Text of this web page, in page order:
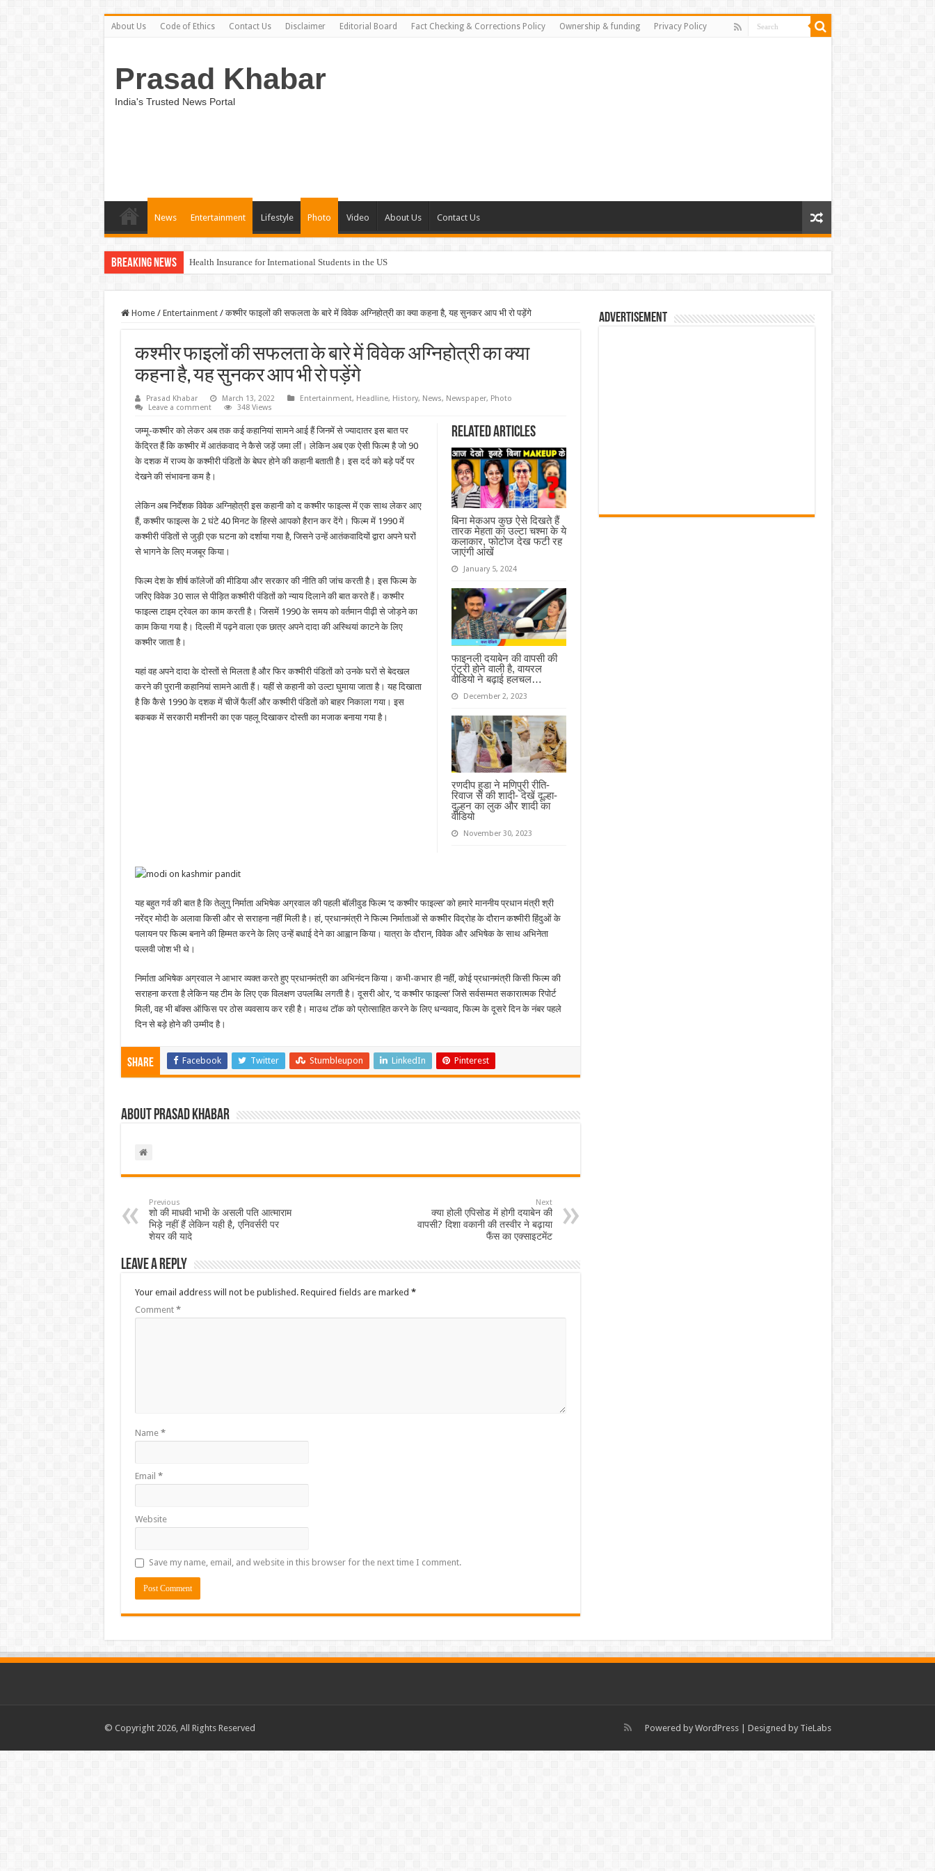
About Us Code of Ethics Contact Us Disclaimer Editorial Board Fact Checking & Corrections Policy Ownership & funding Privacy Policy
Prasad Khabar
India's Trusted News Portal
News Entertainment Lifestyle Photo Video About Us Contact Us
Breaking News Health Insurance for International Students in the US
Home / Entertainment / कश्मीर फाइलों की सफलता के बारे में विवेक अग्निहोत्री का क्या कहना है, यह सुनकर आप भी रो पड़ेंगे
कश्मीर फाइलों की सफलता के बारे में विवेक अग्निहोत्री का क्या
कहना है, यह सुनकर आप भी रो पड़ेंगे
Prasad Khabar March 13, 2022 Entertainment, Headline, History, News, Newspaper, Photo
Leave a comment
348 Views
Related Articles
बिना मेकअप कुछ ऐसे दिखते हैं
तारक मेहता का उल्टा चश्मा के ये
कलाकार, फोटोज देख फटी रह
जाएंगी आंखें
January 5, 2024
फाइनली दयाबेन की वापसी की
एंट्री होने वाली है, वायरल
वीडियो ने बढ़ाई हलचल…
December 2, 2023
रणदीप हुडा ने मणिपुरी रीति-
रिवाज से की शादी- देखें दूल्हा-
दुल्हन का लुक और शादी का
वीडियो
November 30, 2023
जम्मू-कश्मीर को लेकर अब तक कई कहानियां सामने आई हैं जिनमें से ज्यादातर इस बात पर
केंद्रित हैं कि कश्मीर में आतंकवाद ने कैसे जड़ें जमा लीं। लेकिन अब एक ऐसी फिल्म है जो 90
के दशक में राज्य के कश्मीरी पंडितों के बेघर होने की कहानी बताती है। इस दर्द को बड़े पर्दे पर
देखने की संभावना कम है।
लेकिन अब निर्देशक विवेक अग्निहोत्री इस कहानी को द कश्मीर फाइल्स में एक साथ लेकर आए
हैं, कश्मीर फाइल्स के 2 घंटे 40 मिनट के हिस्से आपको हैरान कर देंगे। फिल्म में 1990 में
कश्मीरी पंडितों से जुड़ी एक घटना को दर्शाया गया है, जिसने उन्हें आतंकवादियों द्वारा अपने घरों
से भागने के लिए मजबूर किया।
फिल्म देश के शीर्ष कॉलेजों की मीडिया और सरकार की नीति की जांच करती है। इस फिल्म के
जरिए विवेक 30 साल से पीड़ित कश्मीरी पंडितों को न्याय दिलाने की बात करते हैं। कश्मीर
फाइल्स टाइम ट्रेवल का काम करती है। जिसमें 1990 के समय को वर्तमान पीढ़ी से जोड़ने का
काम किया गया है। दिल्ली में पढ़ने वाला एक छात्र अपने दादा की अस्थियां काटने के लिए
कश्मीर जाता है।
यहां वह अपने दादा के दोस्तों से मिलता है और फिर कश्मीरी पंडितों को उनके घरों से बेदखल
करने की पुरानी कहानियां सामने आती हैं। यहीं से कहानी को उल्टा घुमाया जाता है। यह दिखाता
है कि कैसे 1990 के दशक में चीजें फैलीं और कश्मीरी पंडितों को बाहर निकाला गया। इस
बकबक में सरकारी मशीनरी का एक पहलू दिखाकर दोस्ती का मजाक बनाया गया है।
यह बहुत गर्व की बात है कि तेलुगु निर्माता अभिषेक अग्रवाल की पहली बॉलीवुड फिल्म ‘द कश्मीर फाइल्स’ को हमारे माननीय प्रधान मंत्री श्री
नरेंद्र मोदी के अलावा किसी और से सराहना नहीं मिली है। हां, प्रधानमंत्री ने फिल्म निर्माताओं से कश्मीर विद्रोह के दौरान कश्मीरी हिंदुओं के
पलायन पर फिल्म बनाने की हिम्मत करने के लिए उन्हें बधाई देने का आह्वान किया। यात्रा के दौरान, विवेक और अभिषेक के साथ अभिनेता
पल्लवी जोश भी थे।
निर्माता अभिषेक अग्रवाल ने आभार व्यक्त करते हुए प्रधानमंत्री का अभिनंदन किया। कभी-कभार ही नहीं, कोई प्रधानमंत्री किसी फिल्म की
सराहना करता है लेकिन यह टीम के लिए एक विलक्षण उपलब्धि लगती है। दूसरी ओर, ‘द कश्मीर फाइल्स’ जिसे सर्वसम्मत सकारात्मक रिपोर्ट
मिली, वह भी बॉक्स ऑफिस पर ठोस व्यवसाय कर रही है। माउथ टॉक को प्रोत्साहित करने के लिए धन्यवाद, फिल्म के दूसरे दिन के नंबर पहले
दिन से बड़े होने की उम्मीद है।
Share Facebook Twitter Stumbleupon LinkedIn Pinterest
About Prasad Khabar
Previous
शो की माधवी भाभी के असली पति आत्माराम
भिड़े नहीं हैं लेकिन यही है, एनिवर्सरी पर
शेयर की यादे
Next
क्या होली एपिसोड में होगी दयाबेन की
वापसी? दिशा वकानी की तस्वीर ने बढ़ाया
फैंस का एक्साइटमेंट
Leave a Reply
Your email address will not be published. Required fields are marked *
Comment *
Name *
Email *
Website
Save my name, email, and website in this browser for the next time I comment.
Advertisement
Powered by WordPress| Designed by TieLabs
© Copyright 2026, All Rights Reserved